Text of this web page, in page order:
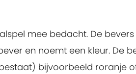
mee bedacht. De
en noemt een kleur. De
bijvoorbeeld roranje